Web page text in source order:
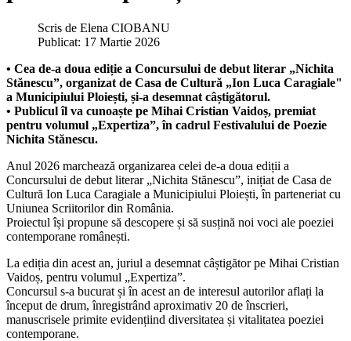
Scris de Elena CIOBANU
Publicat: 17 Martie 2026
• Cea de-a doua ediție a Concursului de debut literar „Nichita
Stănescu”, organizat de Casa de Cultură „Ion Luca Caragiale"
a Municipiului Ploiești, și-a desemnat câștigătorul.
• Publicul îl va cunoaște pe Mihai Cristian Vaidoș, premiat
pentru volumul „Expertiza”, în cadrul Festivalului de Poezie
Nichita Stănescu.
Anul 2026 marchează organizarea celei de-a doua ediții a
Concursului de debut literar „Nichita Stănescu”, inițiat de Casa de
Cultură Ion Luca Caragiale a Municipiului Ploiești, în parteneriat cu
Uniunea Scriitorilor din România.
Proiectul își propune să descopere și să susțină noi voci ale poeziei
contemporane românești.
La ediția din acest an, juriul a desemnat câștigător pe Mihai Cristian
Vaidoș, pentru volumul „Expertiza”.
Concursul s-a bucurat și în acest an de interesul autorilor aflați la
început de drum, înregistrând aproximativ 20 de înscrieri,
manuscrisele primite evidențiind diversitatea și vitalitatea poeziei
contemporane.